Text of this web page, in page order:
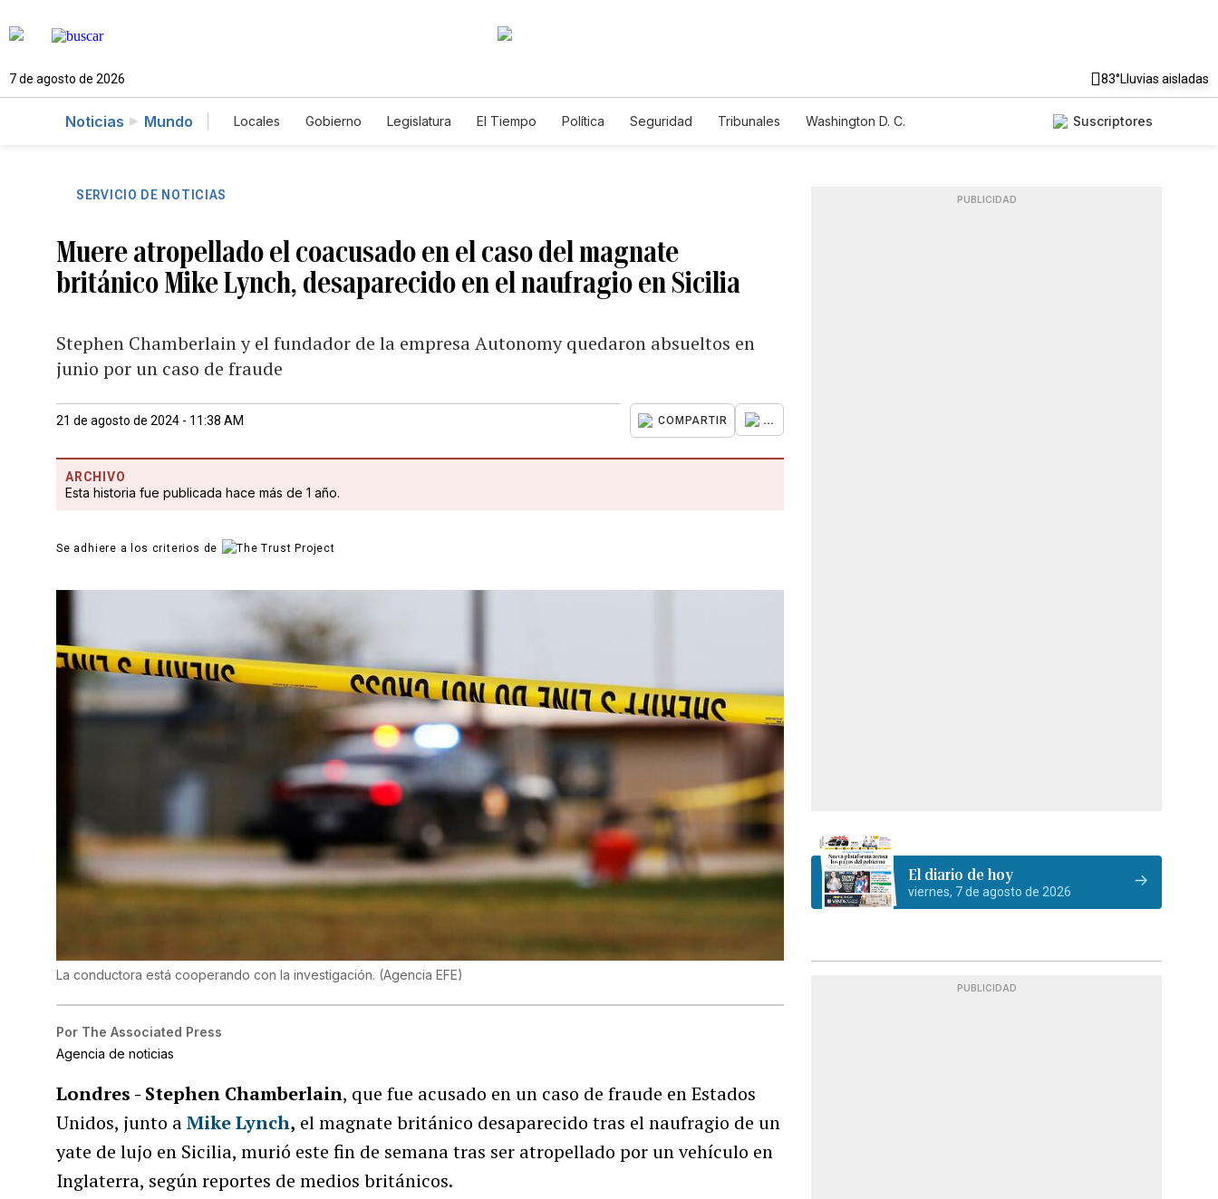
7 de agosto de 2026 83°Lluvias aisladas
Noticias Mundo Locales Gobierno Legislatura El Tiempo Política Seguridad Tribunales
Washington D. C.
Suscriptores
SERVICIO DE NOTICIAS
Muere atropellado el coacusado en el caso del magnate
británico Mike Lynch, desaparecido en el naufragio en Sicilia
Stephen Chamberlain y el fundador de la empresa Autonomy quedaron absueltos en
junio por un caso de fraude
21 de agosto de 2024 - 11:38 AM COMPARTIR ...
ARCHIVO
Esta historia fue publicada hace más de 1 año.
Se adhiere a los criterios de
La conductora está cooperando con la investigación. (Agencia EFE)
Por The Associated Press
Agencia de noticias
Londres - Stephen Chamberlain, que fue acusado en un caso de fraude en Estados
Unidos, junto aMike Lynch, el magnate británico desaparecido tras el naufragio de un
yate de lujo en Sicilia, murió este fin de semana tras ser atropellado por un vehículo en
Inglaterra, según reportes de medios británicos.
PUBLICIDAD
El diario de hoy
viernes, 7 de agosto de 2026
PUBLICIDAD